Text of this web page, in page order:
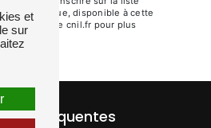
téléphonique, disponible à cette
le site cnil.fr pour plus
fréquentes
et
sur